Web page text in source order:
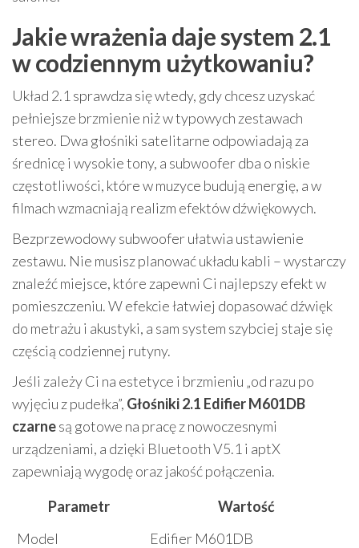
Jakie wrażenia daje system 2.1
w codziennym użytkowaniu?
Układ 2.1 sprawdza się wtedy, gdy chcesz uzyskać
pełniejsze brzmienie niż w typowych zestawach
stereo. Dwa głośniki satelitarne odpowiadają za
średnicę i wysokie tony, a subwoofer dba o niskie
częstotliwości, które w muzyce budują energię, a w
filmach wzmacniają realizm efektów dźwiękowych.
Bezprzewodowy subwoofer ułatwia ustawienie
zestawu. Nie musisz planować układu kabli – wystarczy
znaleźć miejsce, które zapewni Ci najlepszy efekt w
pomieszczeniu. W efekcie łatwiej dopasować dźwięk
do metrażu i akustyki, a sam system szybciej staje się
częścią codziennej rutyny.
Jeśli zależy Ci na estetyce i brzmieniu „od razu po
wyjęciu z pudełka”, Głośniki 2.1 Edifier M601DB
czarnesą gotowe na pracę z nowoczesnymi
urządzeniami, a dzięki Bluetooth V5.1 i aptX
zapewniają wygodę oraz jakość połączenia.
Parametr
Wartość
Model
Edifier M601DB